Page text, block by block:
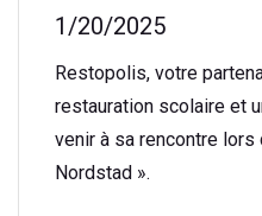
1/20/2025
Restopolis, votre
restauration scolaire et
venir à sa rencontre
Nordstad ».